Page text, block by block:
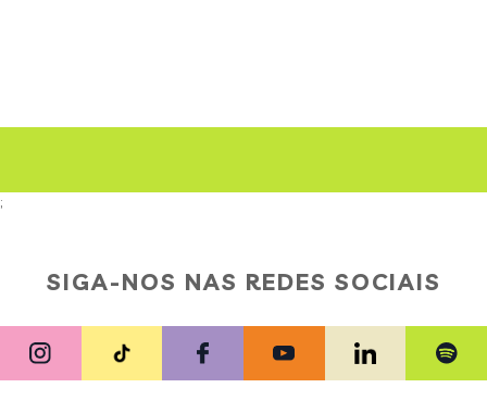
;
SIGA-NOS NAS REDES SOCIAIS